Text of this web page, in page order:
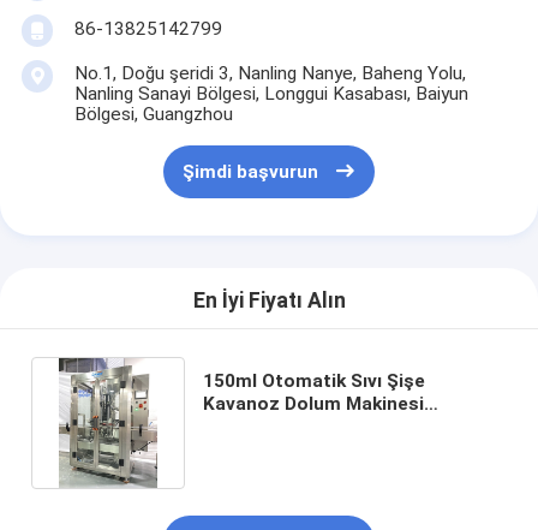
86-13825142799
No.1, Doğu şeridi 3, Nanling Nanye, Baheng Yolu,
Nanling Sanayi Bölgesi, Longgui Kasabası, Baiyun
Bölgesi, Guangzhou
Şimdi başvurun
En İyi Fiyatı Alın
150ml Otomatik Sıvı Şişe
Kavanoz Dolum Makinesi